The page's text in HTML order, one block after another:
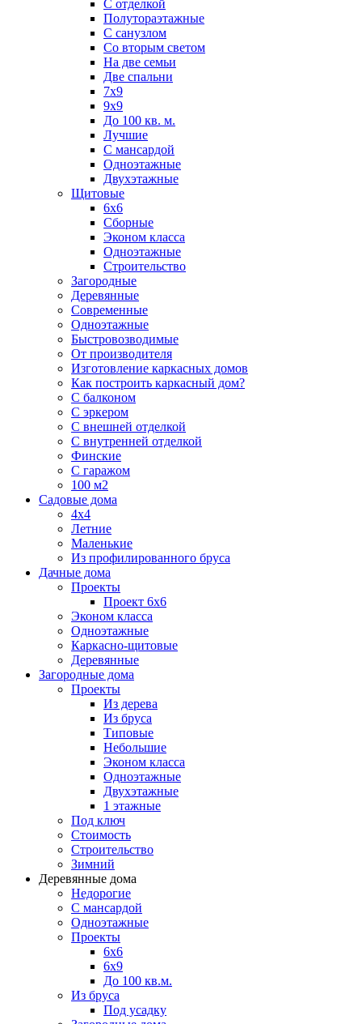
С отделкой
Полутораэтажные
С санузлом
Со вторым светом
На две семьи
Две спальни
7х9
9х9
До 100 кв. м.
Лучшие
С мансардой
Одноэтажные
Двухэтажные
Щитовые
6х6
Сборные
Эконом класса
Одноэтажные
Строительство
Загородные
Деревянные
Современные
Одноэтажные
Быстровозводимые
От производителя
Изготовление каркасных домов
Как построить каркасный дом?
С балконом
С эркером
С внешней отделкой
С внутренней отделкой
Финские
С гаражом
100 м2
Садовые дома
4х4
Летние
Маленькие
Из профилированного бруса
Дачные дома
Проекты
Проект 6х6
Эконом класса
Одноэтажные
Каркасно-щитовые
Деревянные
Загородные дома
Проекты
Из дерева
Из бруса
Типовые
Небольшие
Эконом класса
Одноэтажные
Двухэтажные
1 этажные
Под ключ
Стоимость
Строительство
Зимний
Деревянные дома
Недорогие
С мансардой
Одноэтажные
Проекты
6х6
6х9
До 100 кв.м.
Из бруса
Под усадку